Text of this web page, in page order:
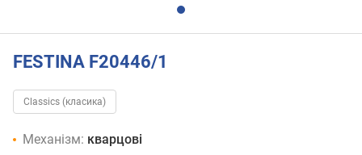
FESTINA F20446/1
Classics (класика)
Механізм: кварцові